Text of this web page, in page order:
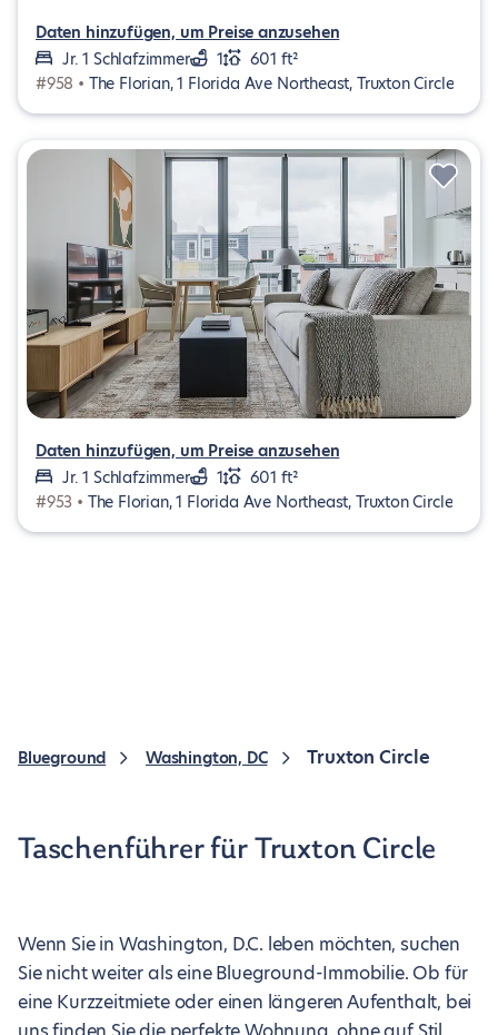
Daten hinzufügen, um Preise anzusehen
Jr. 1 Schlafzimmer
1
601 ft²
#958 • The Florian, 1 Florida Ave Northeast, Truxton Circle
Daten hinzufügen, um Preise anzusehen
Jr. 1 Schlafzimmer
1
601 ft²
#953 • The Florian, 1 Florida Ave Northeast, Truxton Circle
Blueground Washington, DC Truxton Circle
Taschenführer für Truxton Circle
Wenn Sie in Washington, D.C. leben möchten, suchen
Sie nicht weiter als eine Blueground-Immobilie. Ob für
eine Kurzzeitmiete oder einen längeren Aufenthalt, bei